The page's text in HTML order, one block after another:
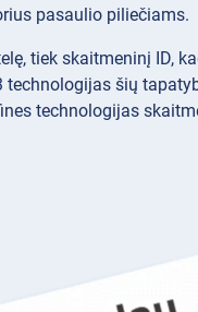
pasaulio piliečiams.
tiek skaitmeninį ID,
šių
technologijas